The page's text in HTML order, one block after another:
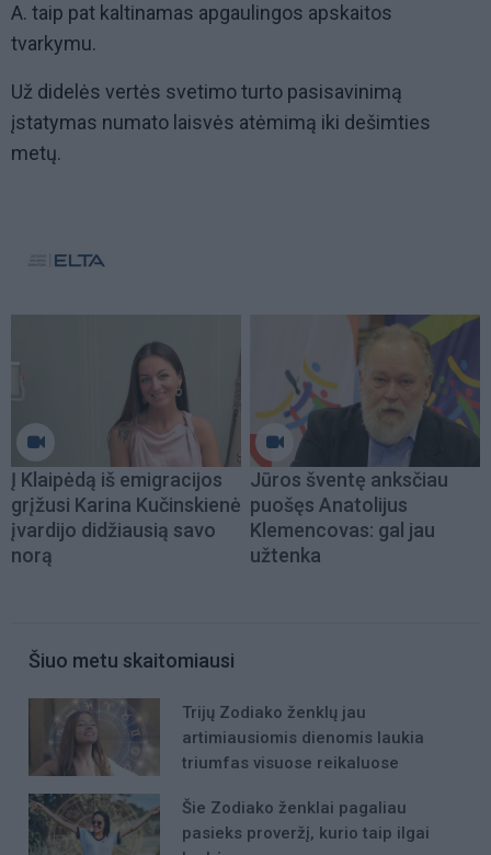
A. taip pat kaltinamas apgaulingos apskaitos
tvarkymu.
Už didelės vertės svetimo turto pasisavinimą
įstatymas numato laisvės atėmimą iki dešimties
metų.
Į Klaipėdą iš emigracijos
grįžusi Karina Kučinskienė
įvardijo didžiausią savo
norą
Jūros šventę anksčiau
puošęs Anatolijus
Klemencovas: gal jau
užtenka
Šiuo metu skaitomiausi
Trijų Zodiako ženklų jau
artimiausiomis dienomis laukia
triumfas visuose reikaluose
Šie Zodiako ženklai pagaliau
pasieks proveržį, kurio taip ilgai